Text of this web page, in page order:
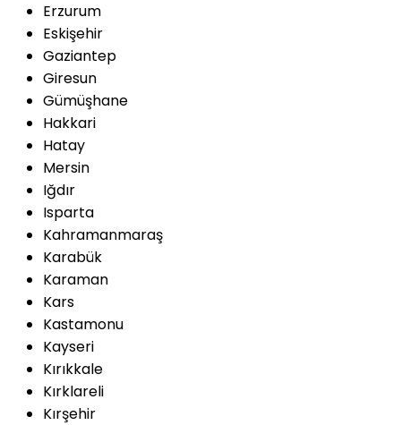
Erzurum
Eskişehir
Gaziantep
Giresun
Gümüşhane
Hakkari
Hatay
Mersin
Iğdır
Isparta
Kahramanmaraş
Karabük
Karaman
Kars
Kastamonu
Kayseri
Kırıkkale
Kırklareli
Kırşehir